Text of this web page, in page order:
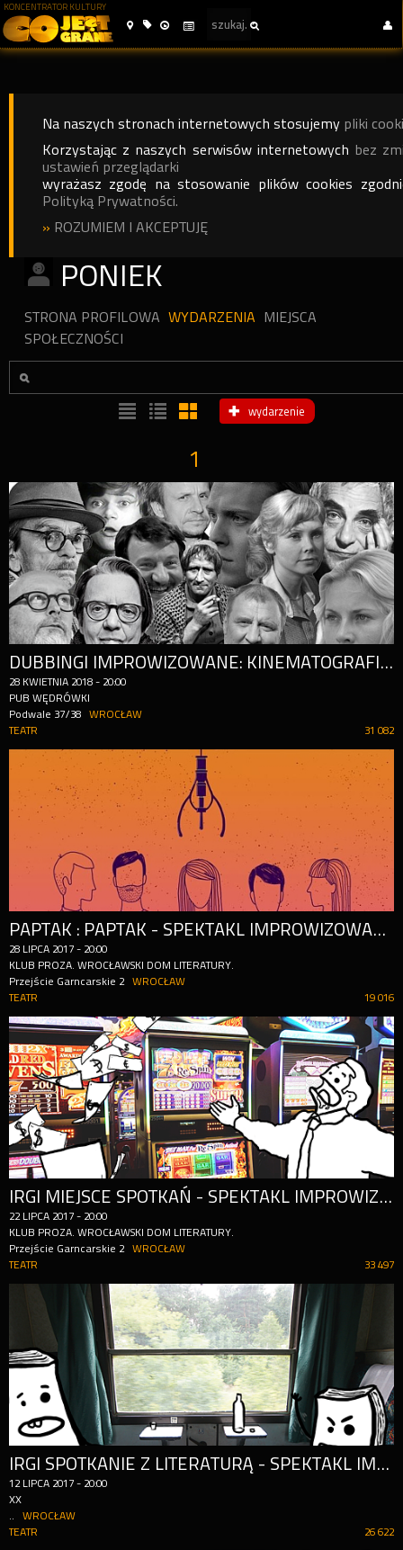
KONCENTRATOR KULTURY
Na naszych stronach internetowych stosujemy pliki
Korzystając z naszych serwisów internetowych bez
ustawień przeglądarki
wyrażasz zgodę na stosowanie plików cookies
Polityką Prywatności.
» ROZUMIEM I AKCEPTUJĘ
PONIEK
STRONA PROFILOWA WYDARZENIA MIEJSCA
SPOŁECZNOŚCI
wydarzenie
1
DUBBINGI IMPROWIZOWANE: KINEMATOGRAFIA POLSKA
28 KWIETNIA 2018 - 20:00
PUB WĘDRÓWKI
Podwale 37/38
WROCŁAW
31 082
TEATR
PAPTAK : PAPTAK - SPEKTAKL IMPROWIZOWANY
28 LIPCA 2017 - 20:00
KLUB PROZA. WROCŁAWSKI DOM LITERATURY.
Przejście Garncarskie 2
WROCŁAW
19 016
TEATR
IRGI MIEJSCE SPOTKAŃ - SPEKTAKL IMPROWIZOWANY
22 LIPCA 2017 - 20:00
KLUB PROZA. WROCŁAWSKI DOM LITERATURY.
Przejście Garncarskie 2
WROCŁAW
33 497
TEATR
IRGI SPOTKANIE Z LITERATURĄ - SPEKTAKL IMPROWIZOWANY
12 LIPCA 2017 - 20:00
XX
..
WROCŁAW
26 622
TEATR